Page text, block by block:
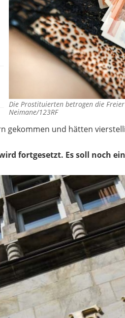
Die Prostituierten betrogen die
Neimane/123RF
gekommen und hätten
fortgesetzt. Es soll noch